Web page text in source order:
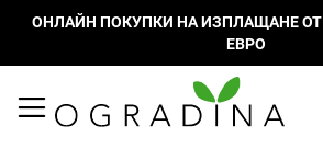
ОНЛАЙН ПОКУПКИ НА ИЗПЛАЩАНЕ ОТ
ЕВРО